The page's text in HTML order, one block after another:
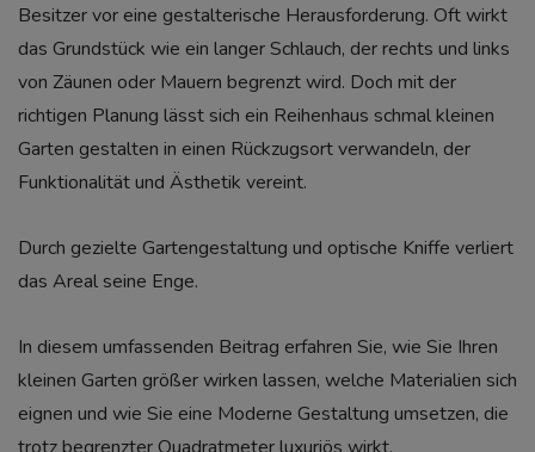
Besitzer vor eine gestalterische Herausforderung. Oft wirkt
das Grundstück wie ein langer Schlauch, der rechts und links
von Zäunen oder Mauern begrenzt wird. Doch mit der
richtigen Planung lässt sich ein Reihenhaus schmal kleinen
Garten gestalten in einen Rückzugsort verwandeln, der
Funktionalität und Ästhetik vereint.
Durch gezielte Gartengestaltung und optische Kniffe verliert
das Areal seine Enge.
In diesem umfassenden Beitrag erfahren Sie, wie Sie Ihren
kleinen Garten größer wirken lassen, welche Materialien sich
eignen und wie Sie eine Moderne Gestaltung umsetzen, die